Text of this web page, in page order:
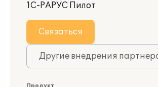
1С-РАРУС Пилот
Связаться
Другие внедрения